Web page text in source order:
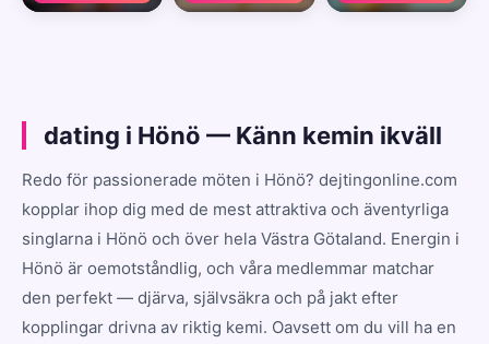
dating i Hönö — Känn kemin ikväll
Redo för passionerade möten i Hönö? dejtingonline.com
kopplar ihop dig med de mest attraktiva och äventyrliga
singlarna i Hönö och över hela Västra Götaland. Energin i
Hönö är oemotståndlig, och våra medlemmar matchar
den perfekt — djärva, självsäkra och på jakt efter
kopplingar drivna av riktig kemi. Oavsett om du vill ha en